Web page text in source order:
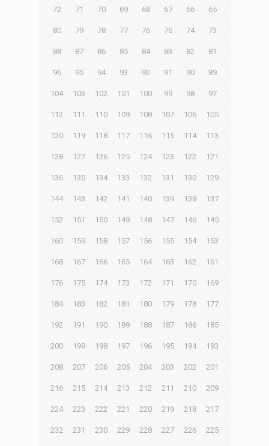
65
66
67
68
69
70
71
72
73
74
75
76
77
78
79
80
81
82
83
84
85
86
87
88
89
90
91
92
93
94
95
96
97
98
99
100
101
102
103
104
105
106
107
108
109
110
111
112
113
114
115
116
117
118
119
120
121
122
123
124
125
126
127
128
129
130
131
132
133
134
135
136
137
138
139
140
141
142
143
144
145
146
147
148
149
150
151
152
153
154
155
156
157
158
159
160
161
162
163
164
165
166
167
168
169
170
171
172
173
174
175
176
177
178
179
180
181
182
183
184
185
186
187
188
189
190
191
192
193
194
195
196
197
198
199
200
201
202
203
204
205
206
207
208
209
210
211
212
213
214
215
216
217
218
219
220
221
222
223
224
225
226
227
228
229
230
231
232